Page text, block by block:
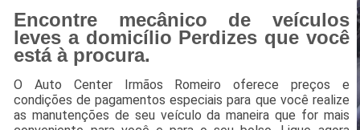
Encontre mecânico de veículos
leves a domicílio Perdizes que você
está à procura.
O Auto Center Irmãos Romeiro oferece preços e
condições de pagamentos especiais para que você realize
as manutenções de seu veículo da maneira que for mais